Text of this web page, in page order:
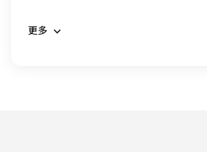
更多